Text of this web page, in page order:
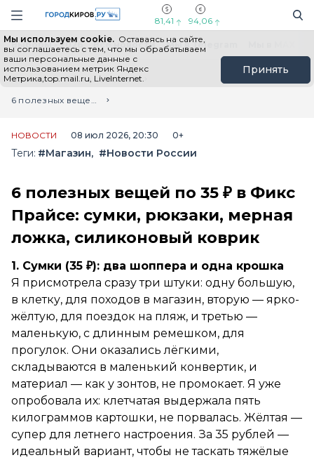
Навигация сайта
81,41 94,06
Мы используем cookie. Оставаясь на сайте,
вы соглашаетесь с тем, что мы обрабатываем
ваши персональные данные с
использованием метрик Яндекс
Метрика,top.mail.ru, LiveInternet.
Принять
Выборы - 2026 Все новости Мы в Telegram
Главная
Лента новостей
6 полезных вещей по 35 ₽ в Фикс Прайсе: сумки, рюкзаки, мерная ложка, силиконовый коврик
НОВОСТИ 08 июл 2026, 20:30 0+
Теги: #Магазин #Новости России
6 полезных вещей по 35 ₽ в Фикс
Прайсе: сумки, рюкзаки, мерная
ложка, силиконовый коврик
1. Сумки (35 ₽): два шоппера и одна крошка
Я присмотрела сразу три штуки: одну большую,
в клетку, для походов в магазин, вторую — ярко-
жёлтую, для поездок на пляж, и третью —
маленькую, с длинным ремешком, для
прогулок. Они оказались лёгкими,
складываются в маленький конвертик, и
материал — как у зонтов, не промокает. Я уже
опробовала их: клетчатая выдержала пять
килограммов картошки, не порвалась. Жёлтая —
супер для летнего настроения. За 35 рублей —
идеальный вариант, чтобы не таскать тяжёлые